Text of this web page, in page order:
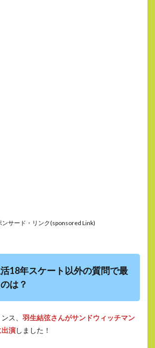
ンサード・リンク(sponsored Link)
18年スケート以外の質問で最
は？
ス、 羽生結弦さんがサンドウィッチマン
演しました！